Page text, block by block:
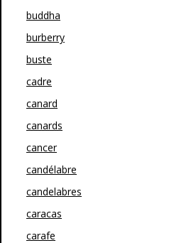
buddha
burberry
buste
cadre
canard
canards
cancer
candélabre
candelabres
caracas
carafe